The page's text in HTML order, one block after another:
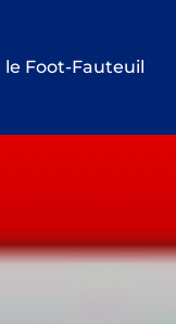
le Foot-Fauteuil